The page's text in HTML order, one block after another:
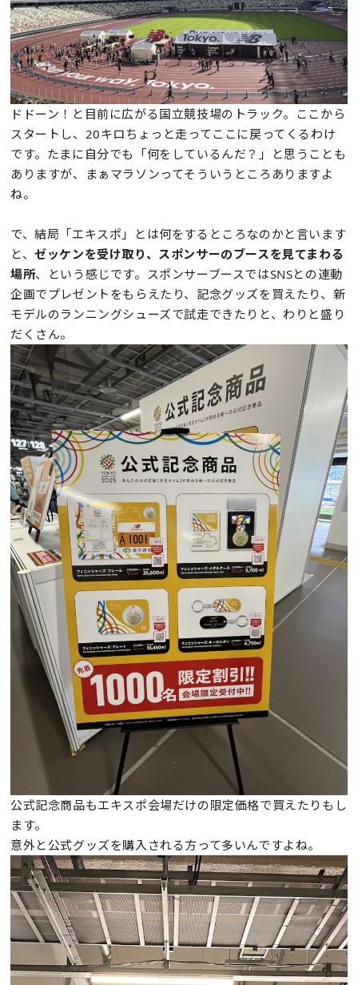
ドドーン！と目前に広がる国立競技場のトラック。ここから
スタートし、20キロちょっと走ってここに戻ってくるわけ
です。たまに自分でも「何をしているんだ？」と思うことも
ありますが、まぁマラソンってそういうところありますよ
ね。
で、結局「エキスポ」とは何をするところなのかと言います
と、ゼッケンを受け取り、スポンサーのブースを見てまわる
場所、という感じです。スポンサーブースではSNSとの連動
企画でプレゼントをもらえたり、記念グッズを買えたり、新
モデルのランニングシューズで試走できたりと、わりと盛り
だくさん。
公式記念商品もエキスポ会場だけの限定価格で買えたりもし
ます。
意外と公式グッズを購入される方って多いんですよね。